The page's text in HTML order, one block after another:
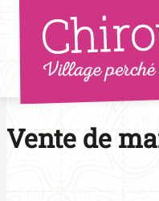
Aller
au
contenu
Vente de